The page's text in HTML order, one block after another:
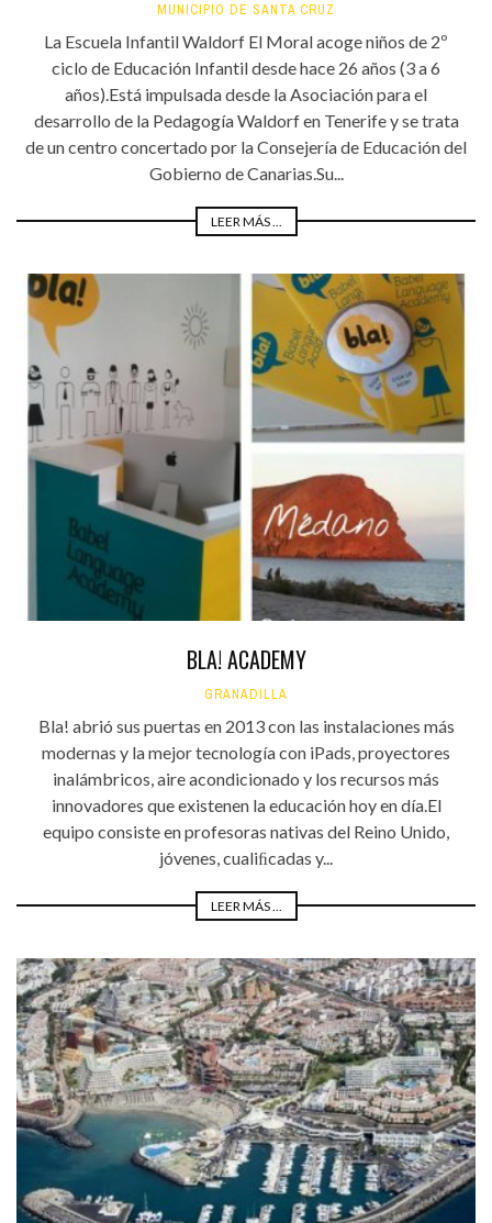
MUNICIPIO DE SANTA CRUZ
La Escuela Infantil Waldorf El Moral acoge niños de 2º
ciclo de Educación Infantil desde hace 26 años (3 a 6
años).Está impulsada desde la Asociación para el
desarrollo de la Pedagogía Waldorf en Tenerife y se trata
de un centro concertado por la Consejería de Educación del
Gobierno de Canarias.Su...
LEER MÁS ...
BLA! ACADEMY
GRANADILLA
Bla! abrió sus puertas en 2013 con las instalaciones más
modernas y la mejor tecnología con iPads, proyectores
inalámbricos, aire acondicionado y los recursos más
innovadores que existenen la educación hoy en día.El
equipo consiste en profesoras nativas del Reino Unido,
jóvenes, cualiﬁcadas y...
LEER MÁS ...